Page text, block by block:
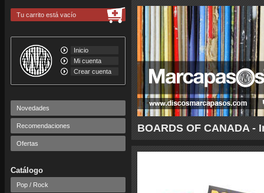
BOARDS OF CANADA
Tu carrito está vacío
Inicio
Mi cuenta
Crear cuenta
Novedades
Recomendaciones
Ofertas
Catálogo
Pop / Rock